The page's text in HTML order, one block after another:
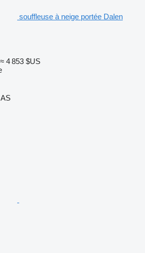
souffleuse à neige portée Dalen
≈ 4 853 $US